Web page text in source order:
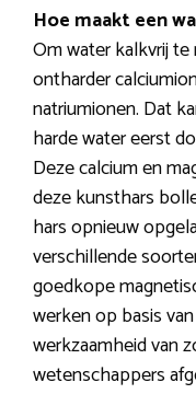
Hoe maakt een
Om water kalkvrij
ontharder
natriumionen. Dat
harde water eerst
Deze calcium en
deze kunsthars
hars opnieuw
verschillende
goedkope
werken op basis
werkzaamheid van
wetenschappers